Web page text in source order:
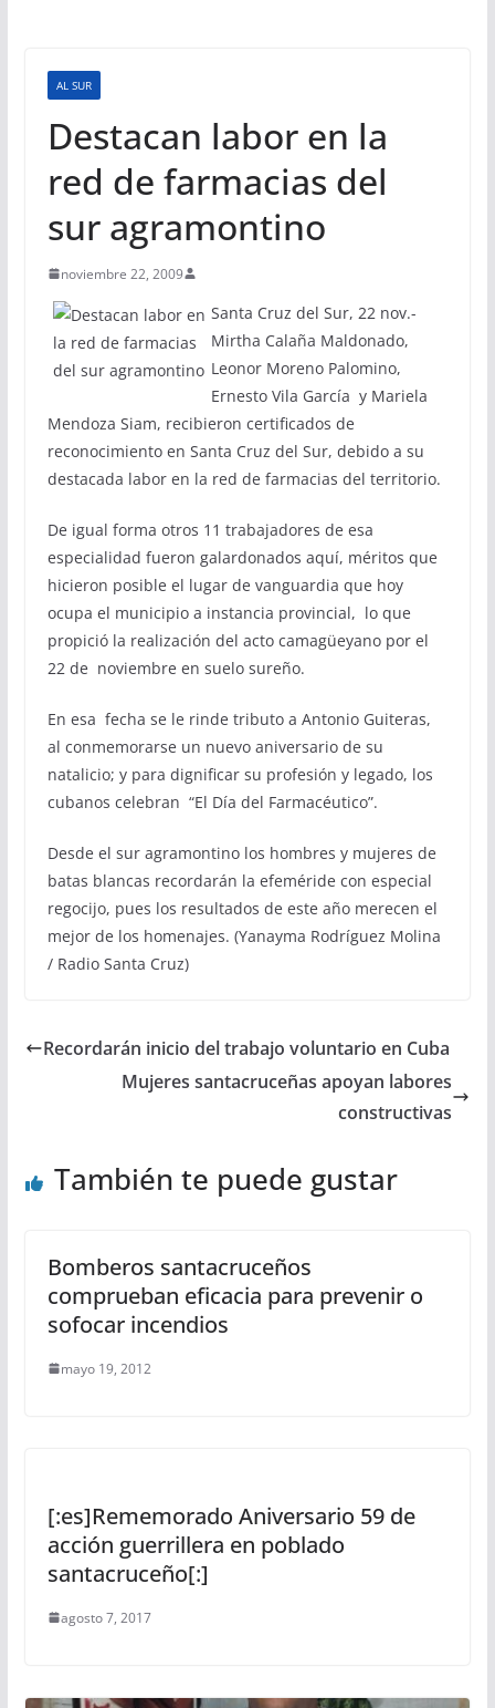
AL SUR
Destacan labor en la
red de farmacias del
sur agramontino
noviembre 22, 2009
Santa Cruz del Sur, 22 nov.-
Mirtha Calaña Maldonado,
Leonor Moreno Palomino,
Ernesto Vila García y Mariela
Mendoza Siam, recibieron certificados de
reconocimiento en Santa Cruz del Sur, debido a su
destacada labor en la red de farmacias del territorio.
De igual forma otros 11 trabajadores de esa
especialidad fueron galardonados aquí, méritos que
hicieron posible el lugar de vanguardia que hoy
ocupa el municipio a instancia provincial, lo que
propició la realización del acto camagüeyano por el
22 de noviembre en suelo sureño.
En esa fecha se le rinde tributo a Antonio Guiteras,
al conmemorarse un nuevo aniversario de su
natalicio; y para dignificar su profesión y legado, los
cubanos celebran “El Día del Farmacéutico”.
Desde el sur agramontino los hombres y mujeres de
batas blancas recordarán la efeméride con especial
regocijo, pues los resultados de este año merecen el
mejor de los homenajes. (Yanayma Rodríguez Molina
/ Radio Santa Cruz)
Recordarán inicio del trabajo voluntario en Cuba
Mujeres santacruceñas apoyan labores
constructivas
También te puede gustar
Bomberos santacruceños
comprueban eficacia para prevenir o
sofocar incendios
mayo 19, 2012
[:es]Rememorado Aniversario 59 de
acción guerrillera en poblado
santacruceño[:]
agosto 7, 2017